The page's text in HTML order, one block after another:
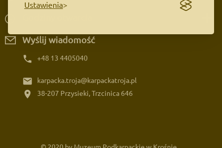
Ustawienia
Wyślij wiadomość
phone +48 13 4405040
email karpacka.troja@karpackatroja.pl
location_on 38-207 Przysieki, Trzcinica 646